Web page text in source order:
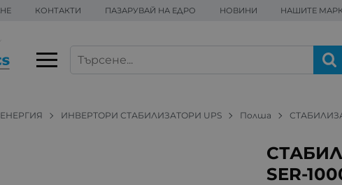
КОНТАКТИ ПАЗАРУВАЙ НА ЕДРО НОВИНИ НАШИТЕ
ИНВЕРТОРИ СТАБИЛИЗАТОРИ UPS Полша
SER-